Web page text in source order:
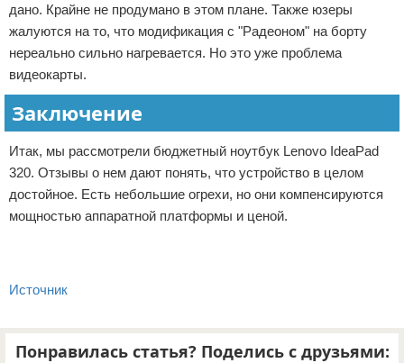
дано. Крайне не продумано в этом плане. Также юзеры
жалуются на то, что модификация с "Радеоном" на борту
нереально сильно нагревается. Но это уже проблема
видеокарты.
Заключение
Итак, мы рассмотрели бюджетный ноутбук Lenovo IdeaPad
320. Отзывы о нем дают понять, что устройство в целом
достойное. Есть небольшие огрехи, но они компенсируются
мощностью аппаратной платформы и ценой.
Источник
Понравилась статья? Поделись с друзьями: